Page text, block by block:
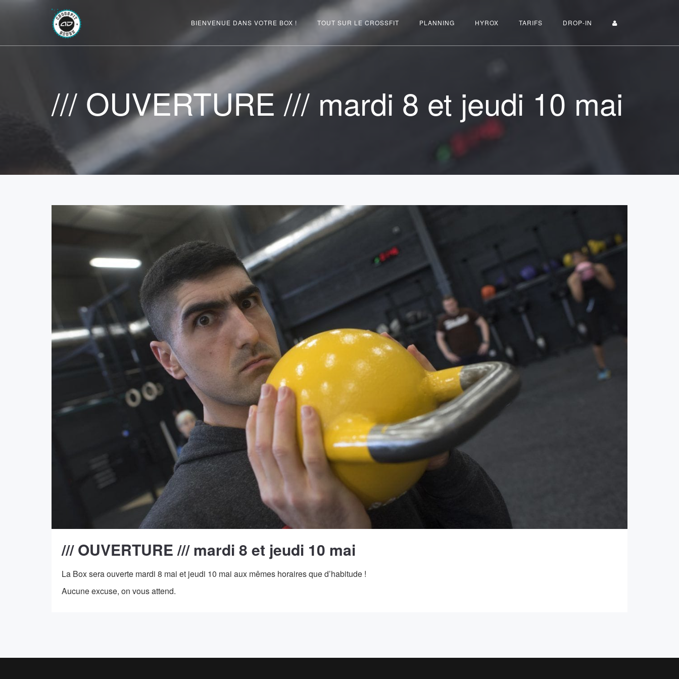
BIENVENUE DANS VOTRE BOX ! TOUT SUR LE CROSSFIT PLANNING HYROX TARIFS DROP-IN
/// OUVERTURE /// mardi 8 et jeudi 10 mai
/// OUVERTURE /// mardi 8 et jeudi 10 mai
La Box sera ouverte mardi 8 mai et jeudi 10 mai aux mêmes horaires que d’habitude !
Aucune excuse, on vous attend.